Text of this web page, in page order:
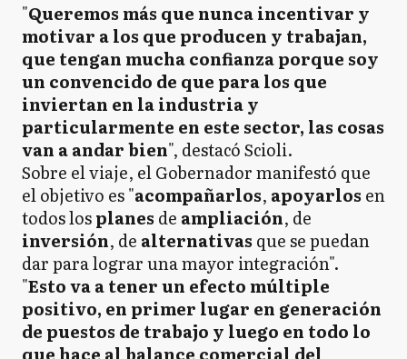
"Queremos más que nunca incentivar y
motivar a los que producen y trabajan,
que tengan mucha confianza porque soy
un convencido de que para los que
inviertan en la industria y
particularmente en este sector, las cosas
van a andar bien", destacó Scioli.
Sobre el viaje, el Gobernador manifestó que
el objetivo es "acompañarlos, apoyarlos en
todos losplanes de ampliación, de
inversión, de alternativas que se puedan
dar para lograr una mayor integración".
"Esto va a tener un efecto múltiple
positivo, en primer lugar en generación
de puestos de trabajo y luego en todo lo
que hace al balance comercial del